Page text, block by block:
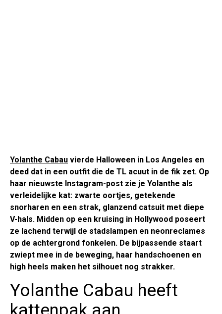
Yolanthe Cabau vierde Halloween in Los Angeles en
deed dat in een outfit die de TL acuut in de fik zet. Op
haar nieuwste Instagram-post zie je Yolanthe als
verleidelijke kat: zwarte oortjes, getekende
snorharen en een strak, glanzend catsuit met diepe
V-hals. Midden op een kruising in Hollywood poseert
ze lachend terwijl de stadslampen en neonreclames
op de achtergrond fonkelen. De bijpassende staart
zwiept mee in de beweging, haar handschoenen en
high heels maken het silhouet nog strakker.
Yolanthe Cabau heeft